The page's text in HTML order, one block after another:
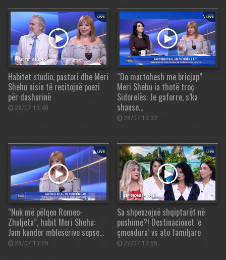
Habitet studio, pastori dhe Meri
Shehu nisin të recitojnë poezi
për dashurinë
28/07 13:48
“Do martohesh me bricjap”
Meri Shehu ia thotë troç
Sidorelës: Je gaforre, s’ka
shanse…
28/07 13:32
“Nuk më pëlqen Romeo-
Zhuljeta”, habit Meri Shehu:
Jam kundër mblesërive sepse…
28/07 13:09
Sa shpenzojnë shqiptarët në
pushime?! Destinacionet ‘e
çmendura’ vs ato familjare
27/07 13:55